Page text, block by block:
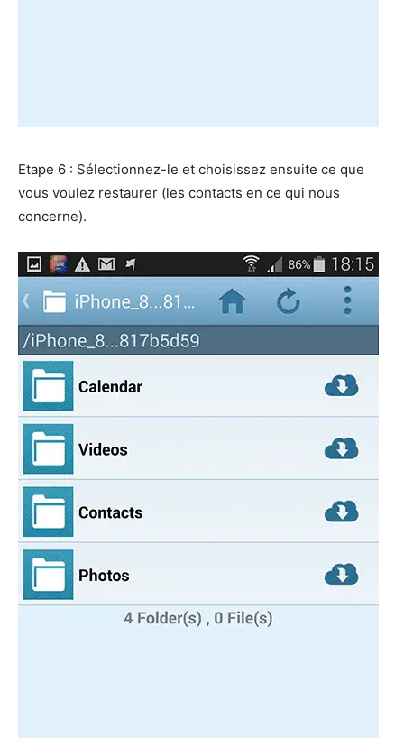
Etape 6 : Sélectionnez-le et choisissez ensuite ce que
vous voulez restaurer (les contacts en ce qui nous
concerne).